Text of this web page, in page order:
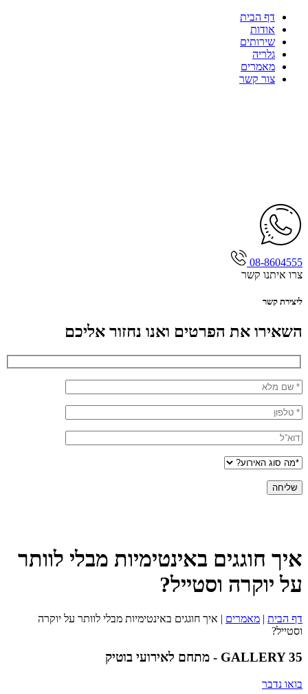
דף הבית
אודות
שירותים
גלריה
מאמרים
צור קשר
08-8604555
צרו איתנו קשר
ליצירת קשר
השאירו את הפרטים ואנו נחזור אליכם
איך חוגגים באינטימיות מבלי לוותר
על יוקרה וסטייל?
דף הבית | מאמרים | איך חוגגים באינטימיות מבלי לוותר על יוקרה
וסטייל?
GALLERY 35 - מתחם לאירועי בוטיק
בואו נדבר